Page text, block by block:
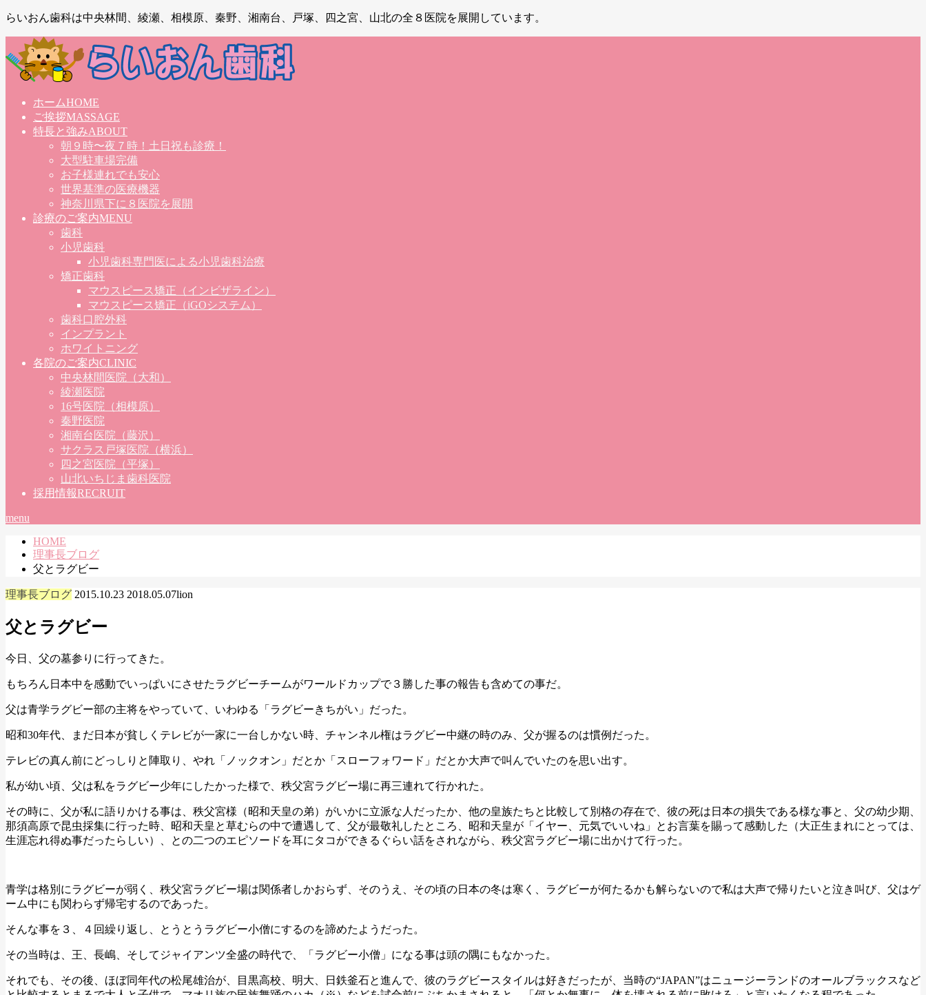
らいおん歯科は中央林間、綾瀬、相模原、秦野、湘南台、戸塚、四之宮、山北の全８医院を展開しています。
ホームHOME
ご挨拶MASSAGE
特長と強みABOUT
朝９時〜夜７時！土日祝も診療！
大型駐車場完備
お子様連れでも安心
世界基準の医療機器
神奈川県下に８医院を展開
診療のご案内MENU
歯科
小児歯科
小児歯科専門医による小児歯科治療
矯正歯科
マウスピース矯正（インビザライン）
マウスピース矯正（iGOシステム）
歯科口腔外科
インプラント
ホワイトニング
各院のご案内CLINIC
中央林間医院（大和）
綾瀬医院
16号医院（相模原）
秦野医院
湘南台医院（藤沢）
サクラス戸塚医院（横浜）
四之宮医院（平塚）
山北いちじま歯科医院
採用情報RECRUIT
menu
HOME
理事長ブログ
父とラグビー
理事長ブログ 2015.10.23 2018.05.07lion
父とラグビー
今日、父の墓参りに行ってきた。
もちろん日本中を感動でいっぱいにさせたラグビーチームがワールドカップで３勝した事の報告も含めての事だ。
父は青学ラグビー部の主将をやっていて、いわゆる「ラグビーきちがい」だった。
昭和30年代、まだ日本が貧しくテレビが一家に一台しかない時、チャンネル権はラグビー中継の時のみ、父が握るのは慣例だった。
テレビの真ん前にどっしりと陣取り、やれ「ノックオン」だとか「スローフォワード」だとか大声で叫んでいたのを思い出す。
私が幼い頃、父は私をラグビー少年にしたかった様で、秩父宮ラグビー場に再三連れて行かれた。
その時に、父が私に語りかける事は、秩父宮様（昭和天皇の弟）がいかに立派な人だったか、他の皇族たちと比較して別格の存在で、彼の死は日本の損失である様な事と、父の幼少期、
那須高原で昆虫採集に行った時、昭和天皇と草むらの中で遭遇して、父が最敬礼したところ、昭和天皇が「イヤー、元気でいいね」とお言葉を賜って感動した（大正生まれにとっては、
生涯忘れ得ぬ事だったらしい）、との二つのエピソードを耳にタコができるぐらい話をされながら、秩父宮ラグビー場に出かけて行った。
青学は格別にラグビーが弱く、秩父宮ラグビー場は関係者しかおらず、そのうえ、その頃の日本の冬は寒く、ラグビーが何たるかも解らないので私は大声で帰りたいと泣き叫び、父はゲ
ーム中にも関わらず帰宅するのであった。
そんな事を３、４回繰り返し、とうとうラグビー小僧にするのを諦めたようだった。
その当時は、王、長嶋、そしてジャイアンツ全盛の時代で、「ラグビー小僧」になる事は頭の隅にもなかった。
それでも、その後、ほぼ同年代の松尾雄治が、目黒高校、明大、日鉄釜石と進んで、彼のラグビースタイルは好きだったが、当時の“JAPAN”はニュージーランドのオールブラックスなど